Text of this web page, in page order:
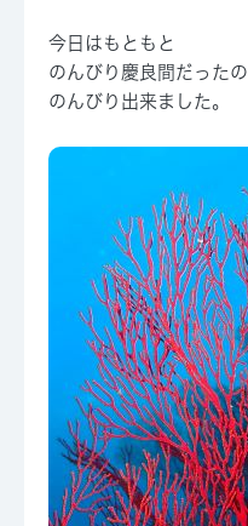
今日はもともと
のんびり慶良間だった
のんびり出来ました。